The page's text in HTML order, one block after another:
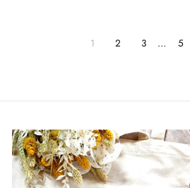
1 2 3 … 5